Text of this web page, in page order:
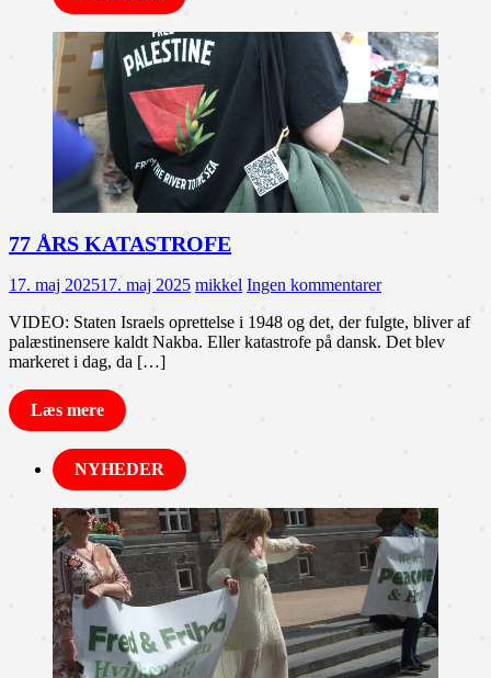
77 ÅRS KATASTROFE
17. maj 202517. maj 2025 mikkel Ingen kommentarer
VIDEO: Staten Israels oprettelse i 1948 og det, der fulgte, bliver af
palæstinensere kaldt Nakba. Eller katastrofe på dansk. Det blev
markeret i dag, da […]
Læs mere
NYHEDER